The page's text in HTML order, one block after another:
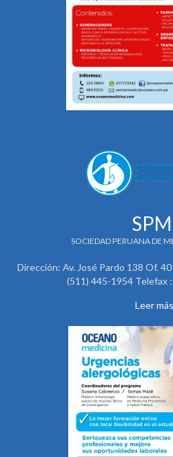
SOCIEDAD PERUANA DE
Dirección: Av. José Pardo 138 Of.
(511) 445-1954 Telefax
Leer más